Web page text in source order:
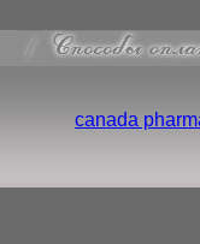
canada